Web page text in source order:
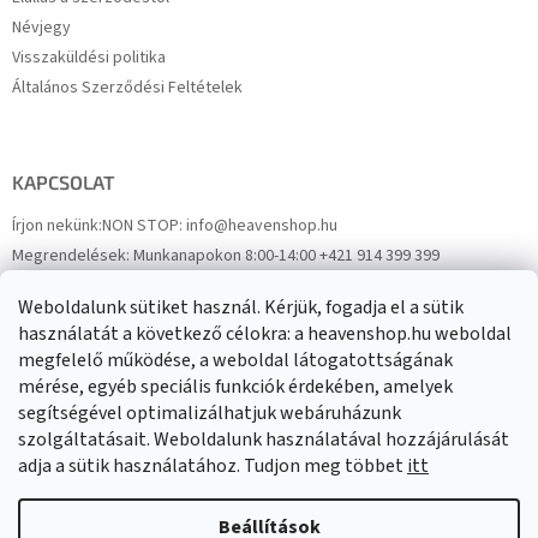
Weboldalunk sütiket használ. Kérjük, fogadja el a sütik
használatát a következő célokra: a heavenshop.hu weboldal
megfelelő működése, a weboldal látogatottságának
mérése, egyéb speciális funkciók érdekében, amelyek
segítségével optimalizálhatjuk webáruházunk
szolgáltatásait. Weboldalunk használatával hozzájárulását
adja a sütik használatához. Tudjon meg többetitt
Beállítások
Névjegy
Visszaküldési politika
Általános Szerződési Feltételek
KAPCSOLAT
Írjon nekünk:NON STOP: info@heavenshop.hu
Megrendelések:Munkanapokon 8:00-14:00 +421 914 399 399
FacebookHeavenShop.sk
Eredményeink